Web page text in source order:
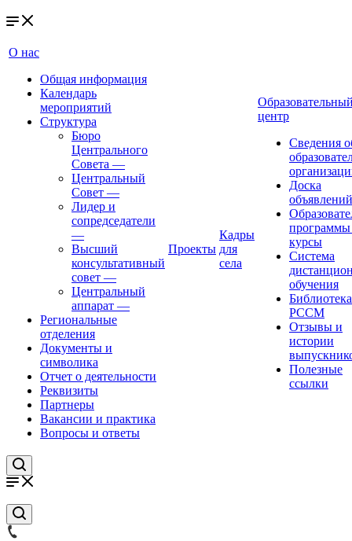
О нас
Общая информация
Календарь
мероприятий
Структура
Бюро
Центрального
Совета —
Центральный
Совет —
Лидер и
сопредседатели
—
Высший
консультативный
совет —
Центральный
аппарат —
Региональные
отделения
Документы и
символика
Отчет о деятельности
Реквизиты
Партнеры
Вакансии и практика
Вопросы и ответы
Проекты
Кадры
для
села
центр
Сведения
Доска
объявлений
курсы
Система
обучения
Библиотека
РССМ
Отзывы и
истории
Полезные
ссылки